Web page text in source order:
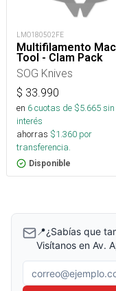
LMO180502FE
Multifilamento
Tool - Clam Pack
SOG Knives
$ 33.990
en 6cuotas de $5.665sin
interés
ahorras $1.360 por
transferencia.
Disponible
📍¿Sabías que
Visítanos en Av.
Correo